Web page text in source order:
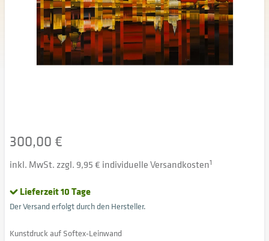
300,00 €
inkl. MwSt. zzgl. 9,95 € individuelle Versandkosten1
Lieferzeit 10 Tage
Der Versand erfolgt durch den Hersteller.
Kunstdruck auf Softex-Leinwand